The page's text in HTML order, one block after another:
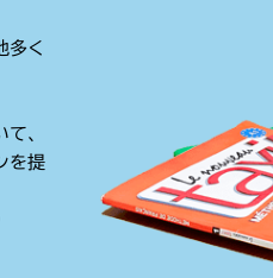
多く
、
を提